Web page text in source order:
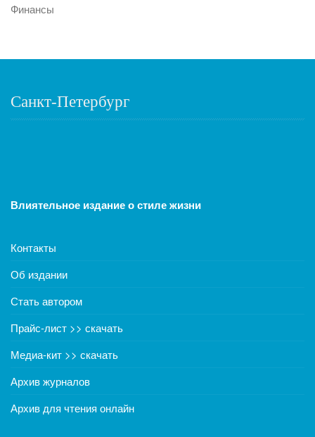
Финансы
Санкт-Петербург
Влиятельное издание о стиле жизни
Контакты
Об издании
Стать автором
Прайс-лист >> скачать
Медиа-кит >> скачать
Архив журналов
Архив для чтения онлайн